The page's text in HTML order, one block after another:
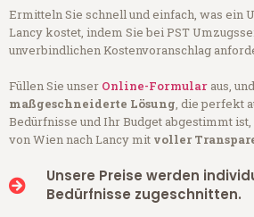
Ermitteln Sie schnell und einfach, was ein
Lancy kostet, indem Sie bei PST
unverbindlichen Kostenvoranschlag
Füllen Sie unser Online-Formular aus,
maßgeschneiderte Lösung, die perfekt
Bedürfnisse und Ihr Budget abgestimmt
von Wien nach Lancy mit voller
Unsere Preise werden
Bedürfnisse zugeschnitten.